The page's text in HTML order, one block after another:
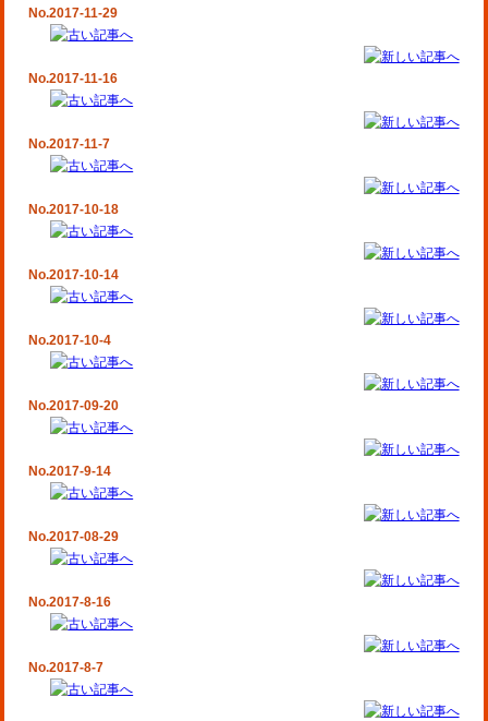
No.2017-11-29
No.2017-11-16
No.2017-11-7
No.2017-10-18
No.2017-10-14
No.2017-10-4
No.2017-09-20
No.2017-9-14
No.2017-08-29
No.2017-8-16
No.2017-8-7